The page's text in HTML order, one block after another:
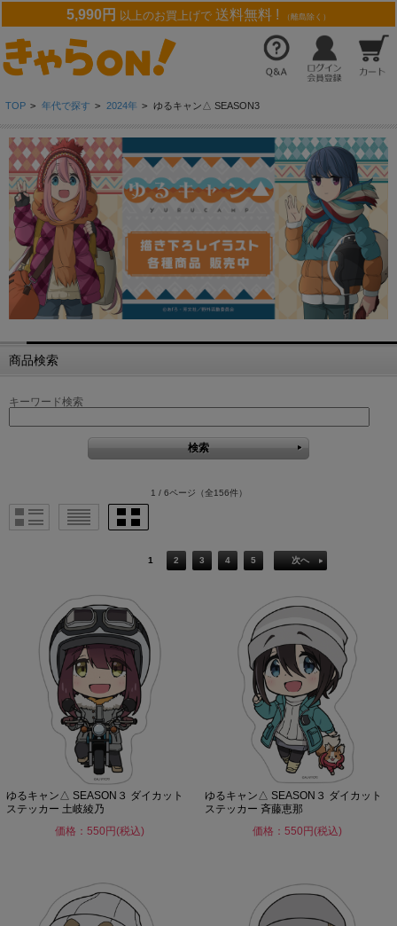
5,990円 以上のお買上げで 送料無料 ! （離島除く）
TOP > 年代で探す > 2024年 > ゆるキャン△ SEASON3
商品検索
キーワード検索
1 / 6ページ （全156件）
1 2 3 4 5 次へ
ゆるキャン△ SEASON３ ダイカット
ステッカー 土岐綾乃
価格：550円(税込)
ゆるキャン△ SEASON３ ダイカット
ステッカー 斉藤恵那
価格：550円(税込)